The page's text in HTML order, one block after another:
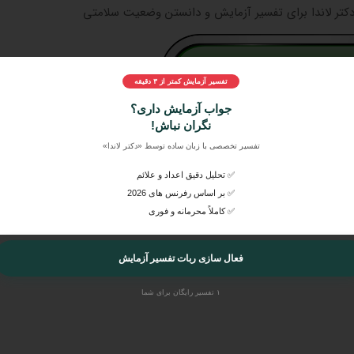
لاندا برای تفسیر آزمایش و دانستن وضعیت سلامتی
خود، آن‌ها را به راحتی در دکتر لاندا ارسال کنید و بصورت
آن را از پزشکان متخصص و عمومی بشنوید.
تفسیر آزمایش کمتر از ۳ دقیقه
جواب آزمایش داری؟
نگران نباش!
تفسیر تخصصی با زبان ساده توسط «دکتر لاندا»
✅ تحلیل دقیق اعداد و علائم
✅ بر اساس رفرنس های 2026
✅ کاملاً محرمانه و فوری
فعال سازی ربات تفسیر آزمایش
۱ تفسیر رایگان برای شما